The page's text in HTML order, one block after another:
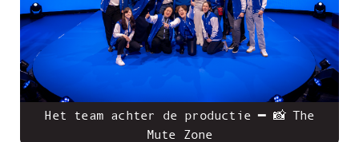
Het team achter de productie ━ 📸 The
Mute Zone